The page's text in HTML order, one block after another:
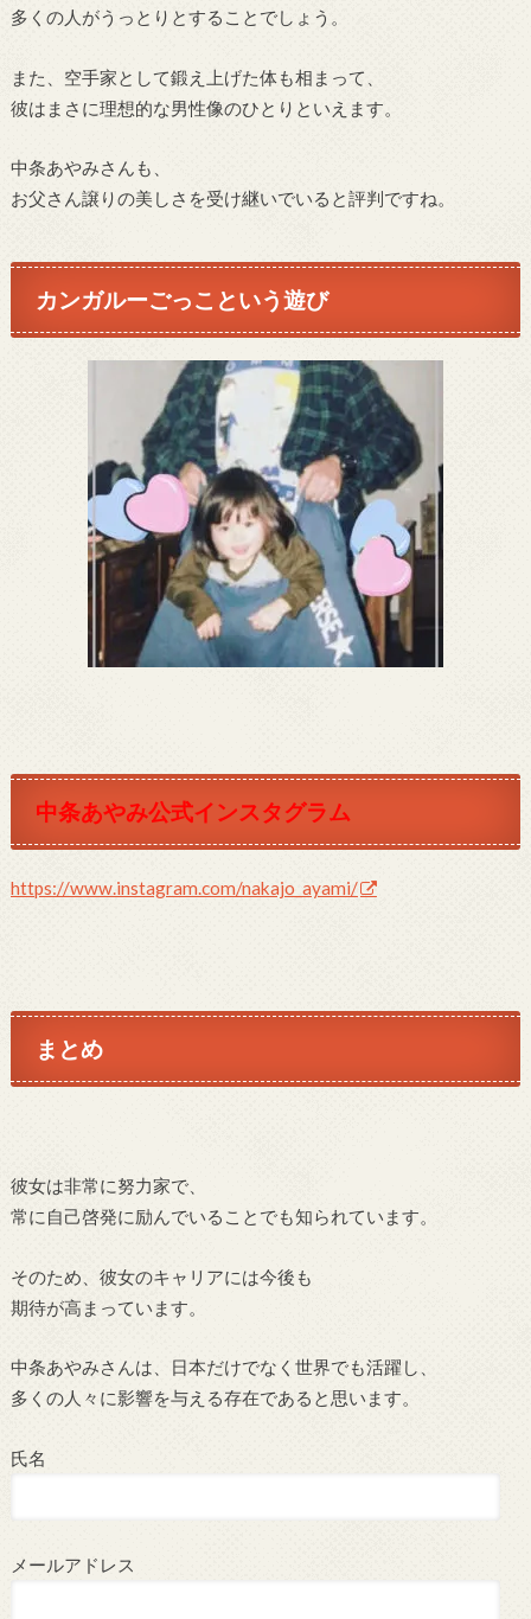
多くの人がうっとりとすることでしょう。
また、空手家として鍛え上げた体も相まって、
彼はまさに理想的な男性像のひとりといえます。
中条あやみさんも、
お父さん譲りの美しさを受け継いでいると評判ですね。
カンガルーごっこという遊び
中条あやみ公式インスタグラム
https://www.instagram.com/nakajo_ayami/
まとめ
彼女は非常に努力家で、
常に自己啓発に励んでいることでも知られています。
そのため、彼女のキャリアには今後も
期待が高まっています。
中条あやみさんは、日本だけでなく世界でも活躍し、
多くの人々に影響を与える存在であると思います。
氏名
メールアドレス